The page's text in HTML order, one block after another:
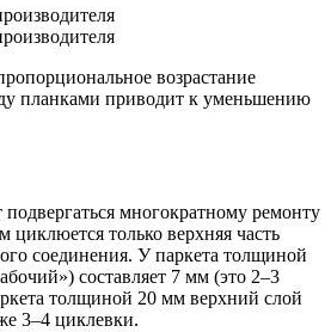
возрастание
планками приводит к уменьшению
многократному ремонту
только верхняя часть
соединения. У паркета толщиной
составляет 7 мм (это 2–3
толщиной 20 мм верхний слой
3–4 циклевки.